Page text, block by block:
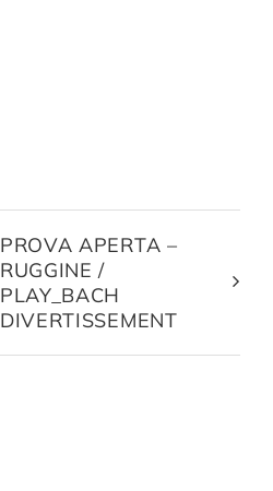
PROVA APERTA –
RUGGINE /
PLAY_BACH
DIVERTISSEMENT